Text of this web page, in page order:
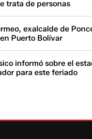
trata de personas
exalcalde de
Puerto Bolívar
informó sobre el
para este feriado